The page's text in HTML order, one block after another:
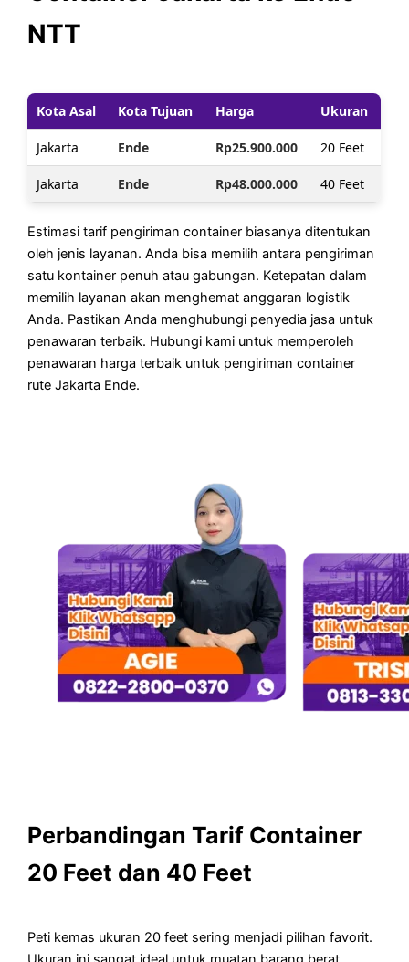
NTT
Kota Asal Kota Tujuan Harga Ukuran
Jakarta Ende Rp25.900.000 20 Feet
Jakarta Ende Rp48.000.000 40 Feet
Estimasi tarif pengiriman container biasanya ditentukan
oleh jenis layanan. Anda bisa memilih antara pengiriman
satu kontainer penuh atau gabungan. Ketepatan dalam
memilih layanan akan menghemat anggaran logistik
Anda. Pastikan Anda menghubungi penyedia jasa untuk
penawaran terbaik. Hubungi kami untuk memperoleh
penawaran harga terbaik untuk pengiriman container
rute Jakarta Ende.
Perbandingan Tarif Container
20 Feet dan 40 Feet
Peti kemas ukuran 20 feet sering menjadi pilihan favorit.